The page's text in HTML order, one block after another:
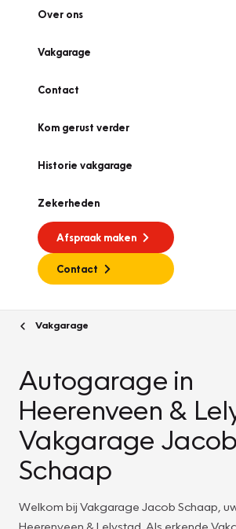
Over ons
Vakgarage
Contact
Kom gerust verder
Historie vakgarage
Zekerheden
Afspraak maken
Contact
Vakgarage
Autogarage in
Heerenveen &
Vakgarage Jacob
Schaap
Welkom bij Vakgarage Jacob Schaap,
Heerenveen & Lelystad. Als erkende